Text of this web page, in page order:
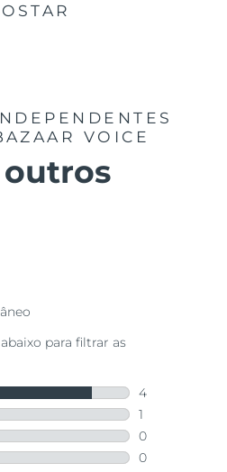
VOICE